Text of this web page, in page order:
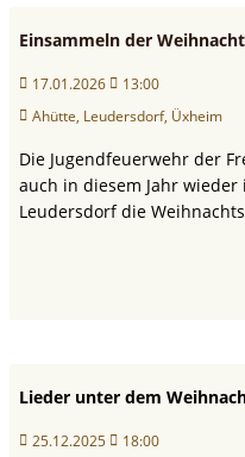
Einsammeln der
17.01.2026
13:00
Ahütte, Leudersdorf, Üxheim
Die Jugendfeuerwehr der Freiwilligen Feuerwehr Üxheim wird
auch in diesem Jahr
Leudersdorf die
Lieder unter dem
25.12.2025
18:00